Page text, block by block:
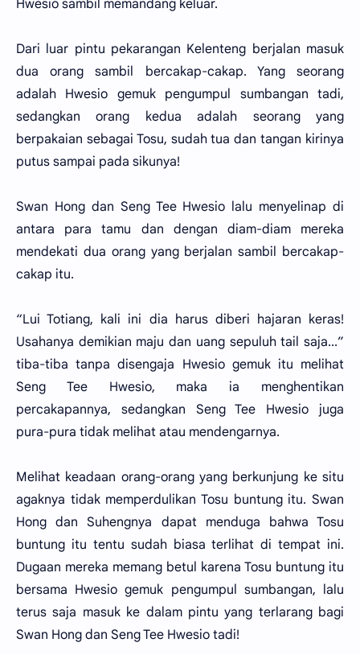
Hwesio sambil memandang keluar.
Dari luar pintu pekarangan Kelenteng berjalan masuk
dua orang sambil bercakap-cakap. Yang seorang
adalah Hwesio gemuk pengumpul sumbangan tadi,
sedangkan orang kedua adalah seorang yang
berpakaian sebagai Tosu, sudah tua dan tangan kirinya
putus sampai pada sikunya!
Swan Hong dan Seng Tee Hwesio lalu menyelinap di
antara para tamu dan dengan diam-diam mereka
mendekati dua orang yang berjalan sambil bercakap-
cakap itu.
“Lui Totiang, kali ini dia harus diberi hajaran keras!
Usahanya demikian maju dan uang sepuluh tail saja...”
tiba-tiba tanpa disengaja Hwesio gemuk itu melihat
Seng Tee Hwesio, maka ia menghentikan
percakapannya, sedangkan Seng Tee Hwesio juga
pura-pura tidak melihat atau mendengarnya.
Melihat keadaan orang-orang yang berkunjung ke situ
agaknya tidak memperdulikan Tosu buntung itu. Swan
Hong dan Suhengnya dapat menduga bahwa Tosu
buntung itu tentu sudah biasa terlihat di tempat ini.
Dugaan mereka memang betul karena Tosu buntung itu
bersama Hwesio gemuk pengumpul sumbangan, lalu
terus saja masuk ke dalam pintu yang terlarang bagi
Swan Hong dan Seng Tee Hwesio tadi!